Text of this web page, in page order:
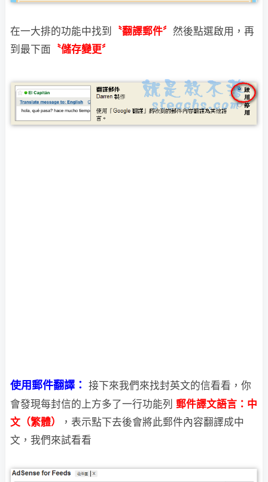
在一大排的功能中找到 〝翻譯郵件〞 然後點選啟用，再
到最下面 〝儲存變更〞
使用郵件翻譯： 接下來我們來找封英文的信看看，你
會發現每封信的上方多了一行功能列 郵件譯文語言：中
文（繁體）
，表示點下去後會將此郵件內容翻譯成中
文，我們來試看看